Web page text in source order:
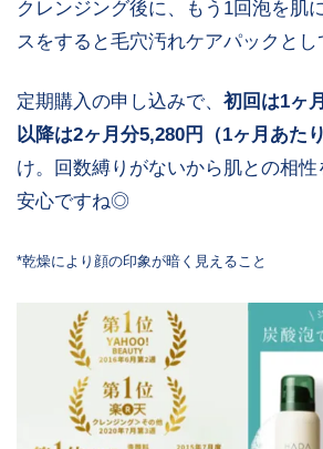
クレンジング後に、もう1回泡を肌
スをすると毛穴汚れケアパックとし
定期購入の申し込みで、初回は1ヶ
以降は2ヶ月分5,280円（1ヶ月あた
け。回数縛りがないから肌との相
安心ですね◎
*乾燥により顔の印象が暗く見えること